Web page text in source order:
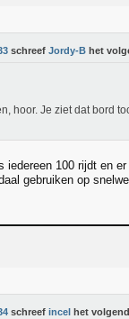
schreef Jordy-B het
hoor. Je ziet dat bord
100 rijdt en
gebruiken op
schreef incel het